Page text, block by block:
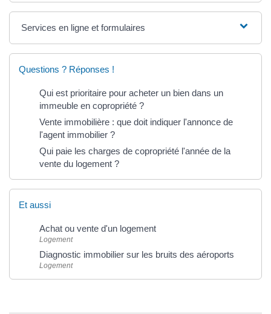
Services en ligne et formulaires
Questions ? Réponses !
Qui est prioritaire pour acheter un bien dans un
immeuble en copropriété ?
Vente immobilière : que doit indiquer l'annonce de
l'agent immobilier ?
Qui paie les charges de copropriété l'année de la
vente du logement ?
Et aussi
Achat ou vente d'un logement
Logement
Diagnostic immobilier sur les bruits des aéroports
Logement